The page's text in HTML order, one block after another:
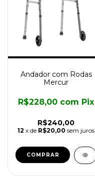
Andador com Rodas
Mercur
R$240,00
R$228,00 com Pix
12 x de R$20,00 sem juros